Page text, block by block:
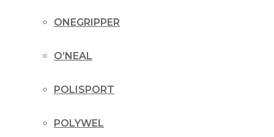
ONEGRIPPER
O’NEAL
POLISPORT
POLYWEL